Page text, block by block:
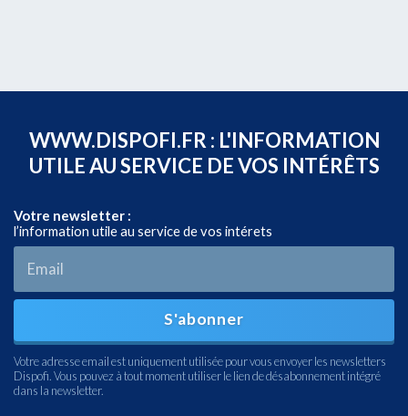
WWW.DISPOFI.FR : L'INFORMATION
UTILE AU SERVICE DE VOS INTÉRÊTS
Votre newsletter :
l’information utile au service de vos intérets
S'abonner
Votre adresse email est uniquement utilisée pour vous envoyer les newsletters
Dispofi. Vous pouvez à tout moment utiliser le lien de désabonnement intégré
dans la newsletter.